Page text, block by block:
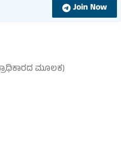
Join Now
ಮೂಲಕ)